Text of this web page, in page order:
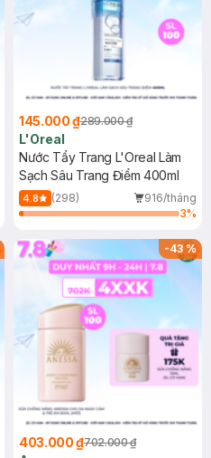
145.000 ₫289.000 ₫
L'Oreal
Nước Tẩy Trang L'Oreal Làm
Sạch Sâu Trang Điểm 400ml
4.8 (298)
916/tháng
3%
-43%
403.000 ₫702.000 ₫